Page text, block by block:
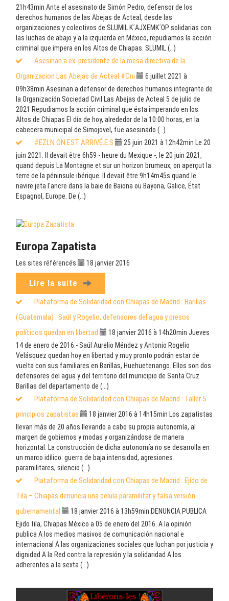
21h43min Ante el asesinato de Simón Pedro, defensor de los
derechos humanos de las Abejas de Acteal, desde las
organizaciones y colectivos de SLUMIL K´AJXEMK´OP solidarias con
las luchas de abajo y a la izquierda en México, repudiamos la acción
criminal que impera en los Altos de Chiapas. SLUMIL (…)
Asesinan a ex-presidente de la mesa directiva de la
Organizacion Las Abejas de Acteal #Cni
6 juillet 2021 à
09h38min Asesinan a defensor de derechos humanos integrante de
la Organización Sociedad Civil Las Abejas de Acteal 5 de julio de
2021 Repudiamos la acción criminal que ésta imperando en los
Altos de Chiapas El día de hoy, alrededor de la 10:00 horas, en la
cabecera municipal de Simojovel, fue asesinado (…)
#EZLN ON EST ARRIVÉ.E.S 25 juin 2021 à 12h42min Le 20
juin 2021. Il devait être 6h59 - heure du Mexique -, le 20 juin 2021,
quand depuis La Montagne et sur un horizon brumeux, on aperçut la
terre de la péninsule ibérique. Il devait être 9h14m45s quand le
navire jeta l'ancre dans la baie de Baiona ou Bayona, Galice, État
Espagnol, Europe. De (…)
Europa Zapatista
Les sites référencés 18 janvier 2016
Lire la suite
Plataforma de Solidaridad con Chiapas de Madrid : Barillas
(Guatemala) : Saúl y Rogelio, defensores del agua y presos
políticos quedan en libertad
18 janvier 2016 à 14h20min Jueves
14 de enero de 2016.- Saúl Aurelio Méndez y Antonio Rogelio
Velásquez quedan hoy en libertad y muy pronto podrán estar de
vuelta con sus familiares en Barillas, Huehuetenango. Ellos son dos
defensores del agua y del territorio del municipio de Santa Cruz
Barillas del departamento de (...)
Plataforma de Solidaridad con Chiapas de Madrid : Taller 5
principios zapatistas
18 janvier 2016 à 14h15min Los zapatistas
llevan más de 20 años llevando a cabo su propia autonomía, al
margen de gobiernos y modas y organizándose de manera
horizontal. La construcción de dicha autonomía no se desarrolla en
un marco idílico: guerra de baja intensidad, agresiones
paramilitares, silencio (...)
Plataforma de Solidaridad con Chiapas de Madrid : Ejido de
Tila – Chiapas denuncia una celula paramilitar y falsa versión
gubernamental
18 janvier 2016 à 13h59min DENUNCIA PUBLICA
Ejido tila, Chiapas México a 05 de enero del 2016. A la opinión
publica A los medios masivos de comunicación nacional e
internacional A las organizaciones sociales que luchan por justicia y
dignidad A la Red contra la represión y la solidaridad A los
adherentes a la sexta (...)